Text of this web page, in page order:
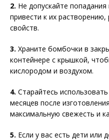
2. Не допускайте
привести к их
свойств.
3. Храните бомбочки в
контейнере с крышкой,
кислородом и воздухом.
4. Старайтесь
месяцев после
максимальную свежесть и
5. Если у вас есть дети